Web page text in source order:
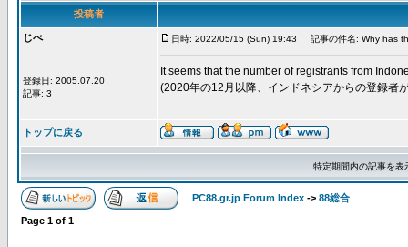
投稿者
じべ
登録日: 2005.07.20
記事: 3
日時: 2022/05/15 (Sun) 19:43 記事の件名: Why has
It seems that the number of registrants from
(2020年の12月以降、インドネシアからの登録者
トップに戻る
特定期間内の記事を
PC88.gr.jp Forum Index -> 88総合
Page 1 of 1